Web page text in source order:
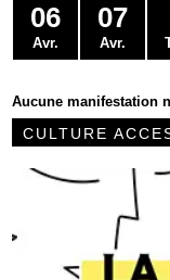
06
Avr.
07
Avr.
Aucune manifestation
CULTURE